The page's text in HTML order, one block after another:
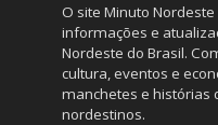
O site Minuto
informações e
Nordeste do Brasil.
cultura, eventos e
manchetes e histórias
nordestinos.